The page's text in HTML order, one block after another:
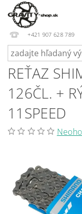
+421 907 628 789
REŤAZ
126ČL. +
11SPEED